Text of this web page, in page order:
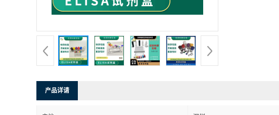
产品详请